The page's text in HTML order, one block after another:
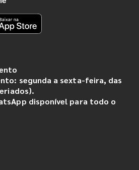
segunda a sexta-feira, das
disponível para todo o